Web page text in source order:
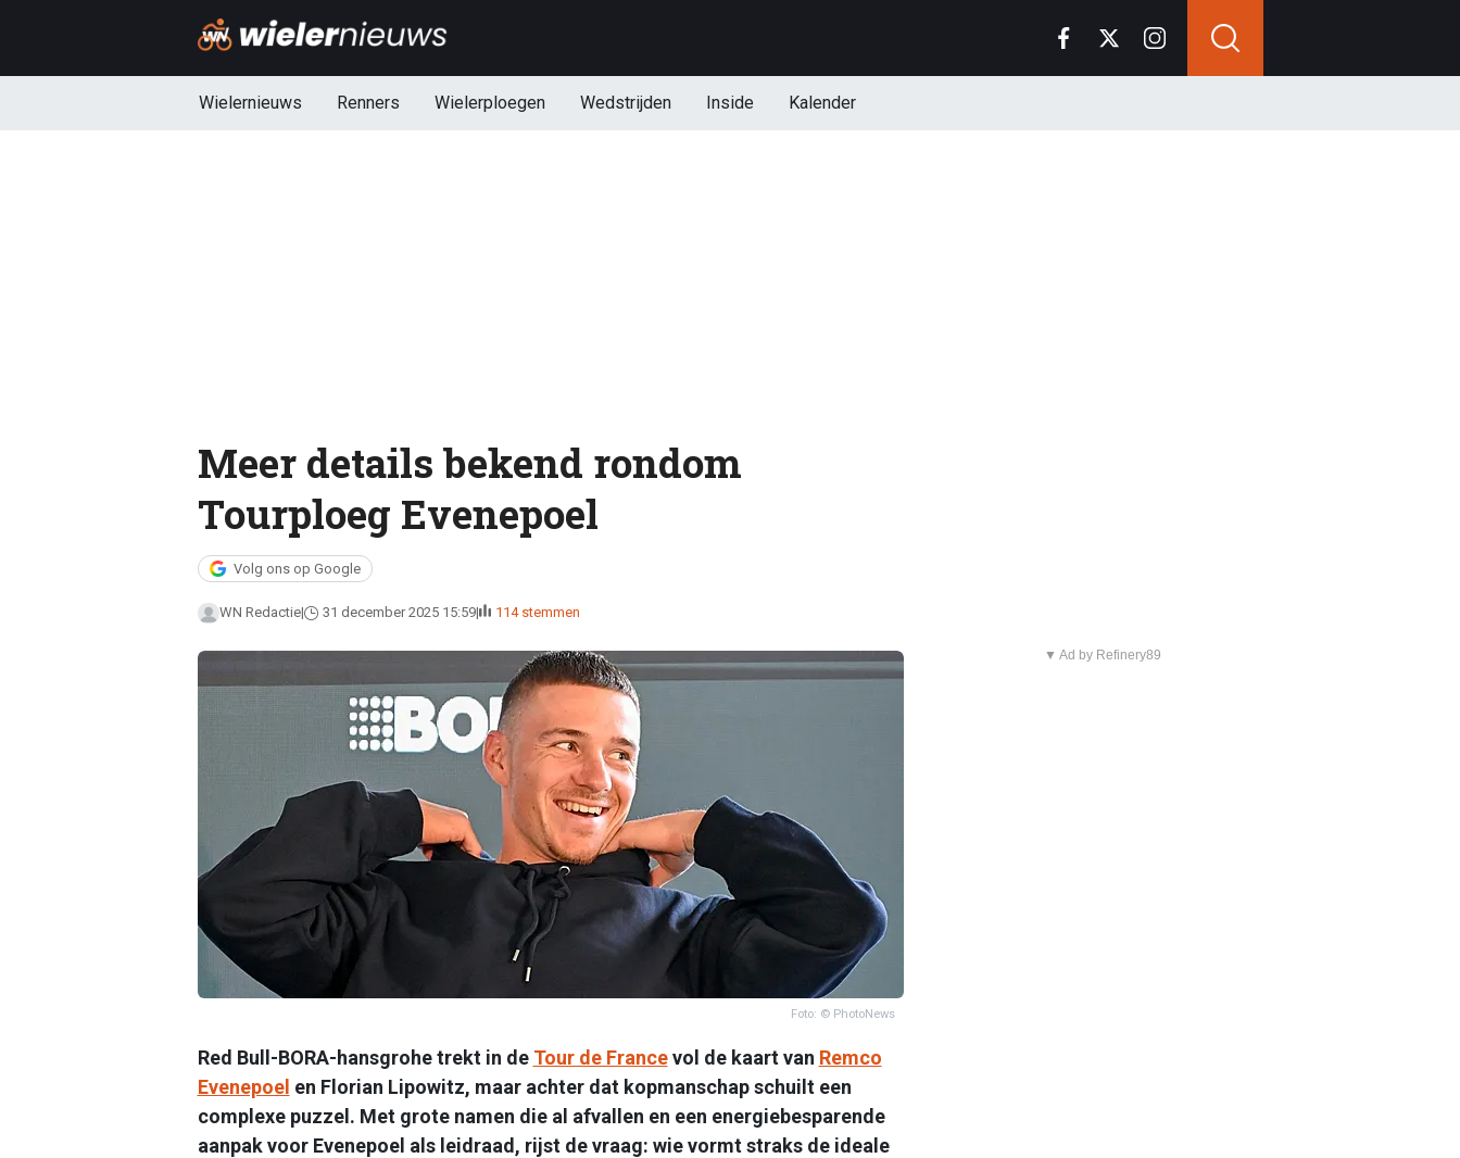
Wielernieuws Renners Wielerploegen Wedstrijden Inside Kalender
Meer details bekend rondom
Tourploeg Evenepoel
Volg ons op Google
WN Redactie 31 december 2025 15:59 114 stemmen
Foto: © PhotoNews
Red Bull-BORA-hansgrohe trekt in de Tour de Francevol de kaart van Remco
Evenepoel en Florian Lipowitz, maar achter dat kopmanschap schuilt een
complexe puzzel. Met grote namen die al afvallen en een energiebesparende
aanpak voor Evenepoel als leidraad, rijst de vraag: wie vormt straks de ideale
▼ Ad by Refinery89